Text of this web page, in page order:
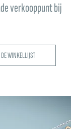
verkooppunt bij
WINKELLIJST